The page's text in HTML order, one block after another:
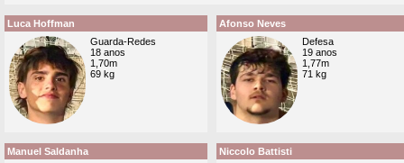
Luca Hoffman
Guarda-Redes
18 anos
1,70m
69 kg
Afonso Neves
Defesa
19 anos
1,77m
71 kg
Manuel Saldanha
Niccolo Battisti